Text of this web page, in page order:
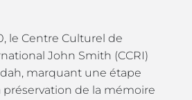
le Centre Culturel de
John Smith (CCRI)
marquant une étape
préservation de la mémoire